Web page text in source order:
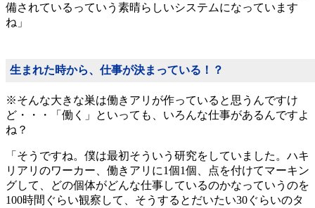
備されているっていう素晴らしいシステムになっています
ね」
生まれた時から、仕事が決まっている！？
※そんな大きな巣は働きアリが作っていると思うんですけ
ど・・・「働く」といっても、いろんな仕事があるんですよ
ね？
「そうですね。僕は最初そういう研究をしていました。ハキ
リアリのワーカー、働きアリに1個1個、点を付けてマーキン
グして、どの個体がどんな仕事しているのかなっていうのを
100時間ぐらい観察して、そうするとだいたい30ぐらいのタ